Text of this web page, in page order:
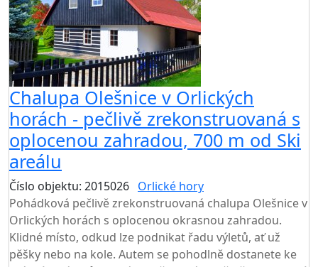
Chalupa Olešnice v Orlických
horách - pečlivě zrekonstruovaná s
oplocenou zahradou, 700 m od Ski
areálu
Číslo objektu: 2015026 Orlické hory
Pohádková pečlivě zrekonstruovaná chalupa Olešnice v
Orlických horách s oplocenou okrasnou zahradou.
Klidné místo, odkud lze podnikat řadu výletů, ať už
pěšky nebo na kole. Autem se pohodlně dostanete ke